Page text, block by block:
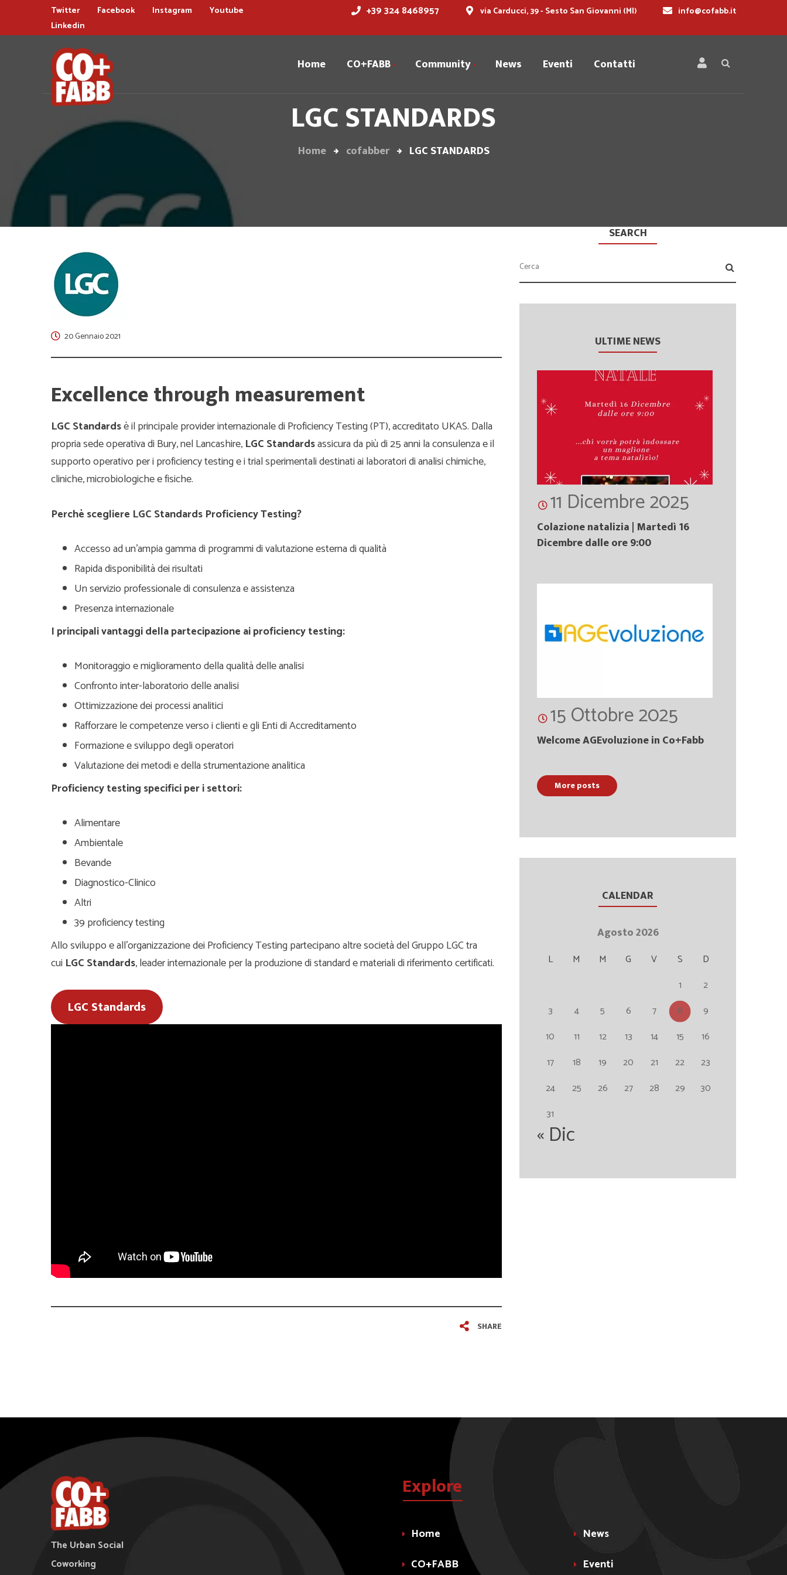
Twitter Facebook Instagram
Youtube
Linkedin
+39 324 8468957 via Carducci, 39 - Sesto San Giovanni (MI) info@cofabb.it
Home CO+FABB
Storia
Servizi
Community
Dicono di noi
News Eventi Contatti
LGC STANDARDS
Home cofabber LGC STANDARDS
20 Gennaio 2021
Excellence through measurement
LGC Standardsè il principale provider internazionale di Proficiency Testing (PT), accreditato UKAS. Dalla
propria sede operativa di Bury, nel Lancashire, LGC Standardsassicura da più di 25 anni la consulenza e il
supporto operativo per i proficiency testing e i trial sperimentali destinati ai laboratori di analisi chimiche,
cliniche, microbiologiche e fisiche.
Perchè scegliere LGC Standards Proficiency Testing?
Accesso ad un’ampia gamma di programmi di valutazione esterna di qualità
Rapida disponibilità dei risultati
Un servizio professionale di consulenza e assistenza
Presenza internazionale
I principali vantaggi della partecipazione ai proficiency testing:
Monitoraggio e miglioramento della qualità delle analisi
Confronto inter-laboratorio delle analisi
Ottimizzazione dei processi analitici
Rafforzare le competenze verso i clienti e gli Enti di Accreditamento
Formazione e sviluppo degli operatori
Valutazione dei metodi e della strumentazione analitica
Proficiency testing specifici per i settori:
Alimentare
Ambientale
Bevande
Diagnostico-Clinico
Altri
39 proficiency testing
Allo sviluppo e all’organizzazione dei Proficiency Testing partecipano altre società del Gruppo LGC tra
cui LGC Standards, leader internazionale per la produzione di standard e materiali di riferimento certificati.
LGC Standards
SHARE
SEARCH
ULTIME NEWS
11 Dicembre 2025
Colazione natalizia | Martedì 16
Dicembre dalle ore 9:00
15 Ottobre 2025
Welcome AGEvoluzione in Co+Fabb
More posts
CALENDAR
Agosto 2026
L M M G V S
D
1
2
3
4 5 6 7 8
9
10
11 12 13 14 15
16
17
18 19 20 21 22
23
24
25 26 27 28 29
30
31
« Dic
The Urban Social
Coworking
Explore
Home
CO+FABB
News
Eventi